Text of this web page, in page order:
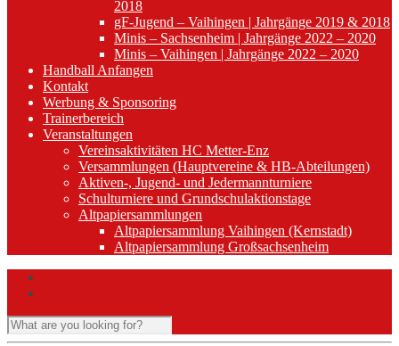
2018
gF-Jugend – Vaihingen | Jahrgänge 2019 & 2018
Minis – Sachsenheim | Jahrgänge 2022 – 2020
Minis – Vaihingen | Jahrgänge 2022 – 2020
Handball Anfangen
Kontakt
Werbung & Sponsoring
Trainerbereich
Veranstaltungen
Vereinsaktivitäten HC Metter-Enz
Versammlungen (Hauptvereine & HB-Abteilungen)
Aktiven-, Jugend- und Jedermannturniere
Schulturniere und Grundschulaktionstage
Altpapiersammlungen
Altpapiersammlung Vaihingen (Kernstadt)
Altpapiersammlung Großsachsenheim